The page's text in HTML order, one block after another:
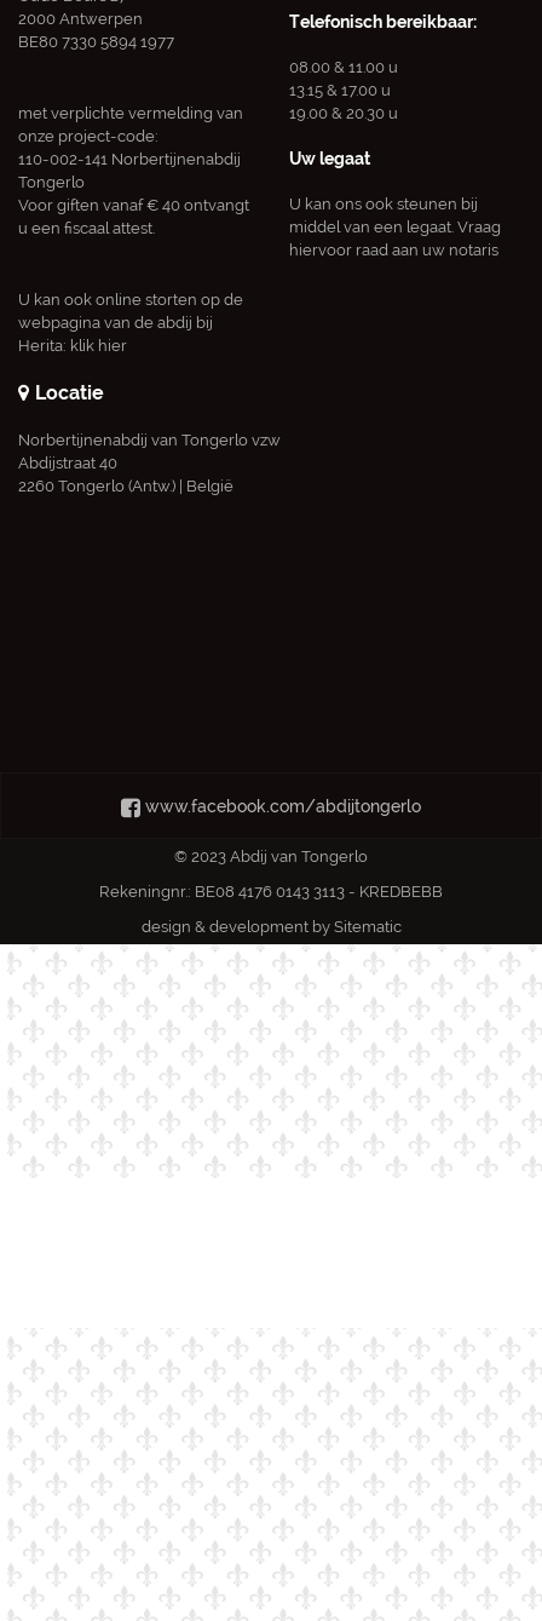
2000 Antwerpen
BE80 7330 5894 1977
met verplichte vermelding van
onze project-code:
110-002-141 Norbertijnenabdij
Tongerlo
Voor giften vanaf € 40 ontvangt
u een fiscaal attest.
U kan ook online storten op de
webpagina van de abdij bij
Herita: klik hier
Telefonisch bereikbaar:
08.00 & 11.00 u
13.15 & 17.00 u
19.00 & 20.30 u
Uw legaat
U kan ons ook steunen bij
middel van een legaat. Vraag
hiervoor raad aan uw notaris
Locatie
Norbertijnenabdij van Tongerlo vzw
Abdijstraat 40
2260 Tongerlo (Antw.) | België
www.facebook.com/abdijtongerlo
© 2023 Abdij van Tongerlo
Rekeningnr.: BE08 4176 0143 3113 - KREDBEBB
design & development by Sitematic